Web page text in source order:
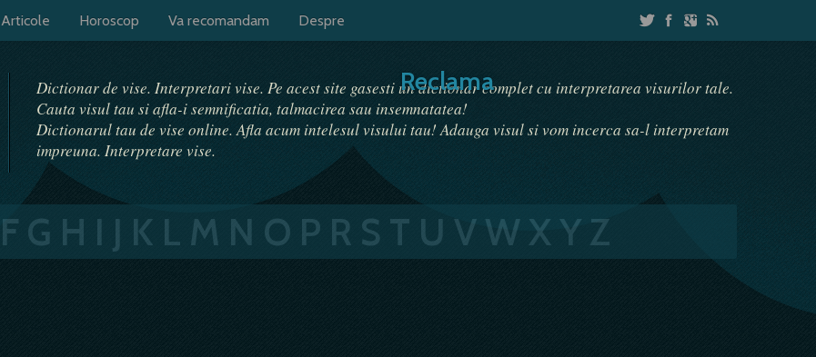
Articole Horoscop Va recomandam Despre
Dictionar de vise. Interpretari vise. Pe acest site gasesti un dictionar complet cu interpretarea visurilor tale.
Cauta visul tau si afla-i semnificatia, talmacirea sau insemnatatea!
Dictionarul tau de vise online. Afla acum intelesul visului tau! Adauga visul si vom incerca sa-l interpretam
impreuna. Interpretare vise.
F G H I J K L M N O P R S T U VW XY Z
Reclama